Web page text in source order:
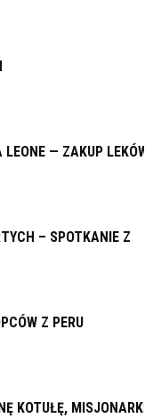
— ZAKUP LEKÓW
– SPOTKANIE Z
Z PERU
KOTUŁĘ, MISJONARKĘ